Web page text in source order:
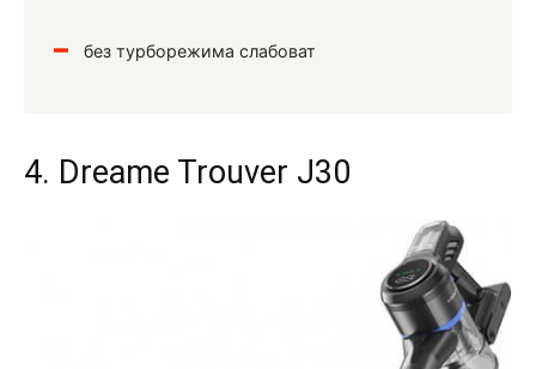
без турборежима слабоват
4. Dreame Trouver J30